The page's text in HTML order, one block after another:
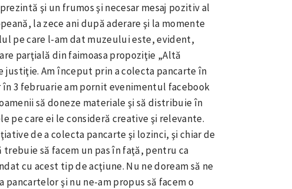
şi un frumos şi necesar mesaj pozitiv al
la zece ani după aderare şi la momente
pe care l-am dat muzeului este, evident,
parţială din faimoasa propoziţie „Altă
Am început prin a colecta pancarte în
3 februarie am pornit evenimentul facebook
să doneze materiale şi să distribuie în
pe care ei le consideră creative şi relevante.
de a colecta pancarte şi lozinci, şi chiar de
să facem un pas în faţă, pentru ca
cu acest tip de acţiune. Nu ne doream să ne
şi nu ne-am propus să facem o